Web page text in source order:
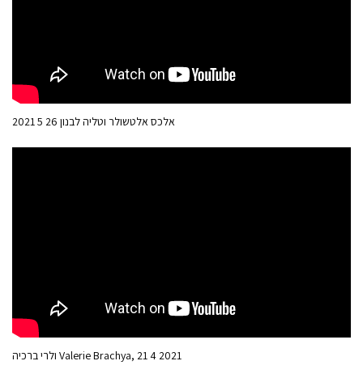
אלכס אלטשולר וטליה לבנון 26 5 2021
ולרי ברכיה Valerie Brachya, 21 4 2021